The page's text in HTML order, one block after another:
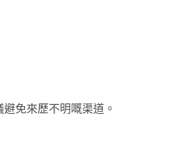
免來歷不明嘅渠道。